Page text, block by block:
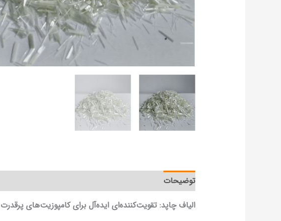
توضیحات
الیاف چاپد: تقویت‌کننده‌ای ایده‌آل برای کامپوزیت‌های پرقدرت